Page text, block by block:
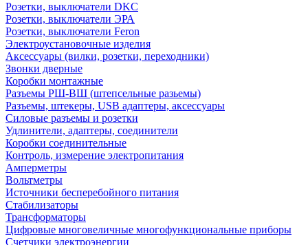
Розетки, выключатели DKC
Розетки, выключатели ЭРА
Розетки, выключатели Feron
Электроустановочные изделия
Аксессуары (вилки, розетки, переходники)
Звонки дверные
Коробки монтажные
Разъемы РШ-ВШ (штепсельные разьемы)
Разъемы, штекеры, USB адаптеры, аксессуары
Силовые разъемы и розетки
Удлинители, адаптеры, соединители
Коробки соединительные
Контроль, измерение электропитания
Амперметры
Вольтметры
Источники бесперебойного питания
Стабилизаторы
Трансформаторы
Цифровые многовеличные многофункциональные приборы
Счетчики электроэнергии